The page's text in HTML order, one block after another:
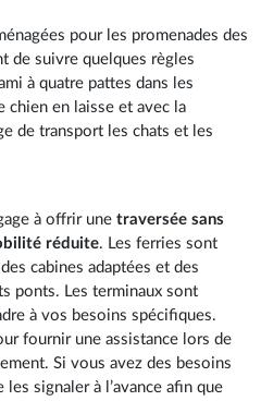
pour les promenades des
de suivre quelques règles
à quatre pattes dans les
chien en laisse et avec la
de transport les chats et les
à offrir unetraversée sans
réduite. Les ferries sont
cabines adaptées et des
ponts. Les terminaux sont
à vos besoins spécifiques.
fournir une assistance lors de
Si vous avez des besoins
signaler à l’avance afin que